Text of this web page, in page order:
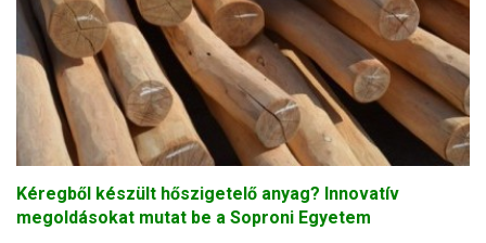
Kéregből készült hőszigetelő anyag? Innovatív
megoldásokat mutat be a Soproni Egyetem